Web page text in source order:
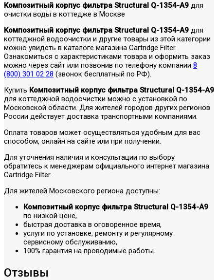
Композитный корпус фильтра Structural Q-1354-A9 для
очистки воды в коттедже в Москве
Композитный корпус фильтра Structural Q-1354-A9 для
коттеджной водоочистки и другие товары из этой категории
можно увидеть в каталоге магазина Cartridge Filter.
Ознакомиться с характеристиками товара и оформить заказ
можно через сайт или позвонив по телефону компании 8
(800) 301 02 28 (звонок бесплатный по РФ).
Купить Композитный корпус фильтра Structural Q-1354-A9
для коттеджной водоочистки можно с установкой по
Московской области. Для жителей городов других регионов
России действует доставка транспортными компаниями.
Оплата товаров может осуществляться удобным для вас
способом, онлайн на сайте или при получении.
Для уточнения наличия и консультации по выбору
обратитесь к менеджерам официального интернет магазина
Cartridge Filter.
Для жителей Московского региона доступны:
Композитный корпус фильтра Structural Q-1354-A9
по низкой цене,
быстрая доставка в оговоренное время,
услуги по установке, ремонту и регулярному
сервисному обслуживанию,
100% гарантия на проводимые работы.
Отзывы